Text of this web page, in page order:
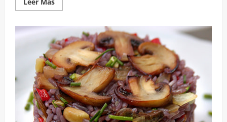
más
Boletín
Nº
11